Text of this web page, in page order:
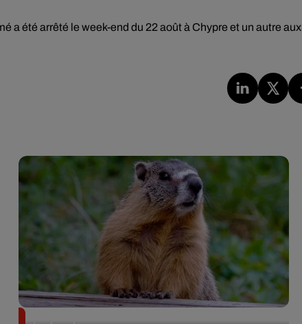
a été arrêté le week-end du 22 août à Chypre et un autre aux